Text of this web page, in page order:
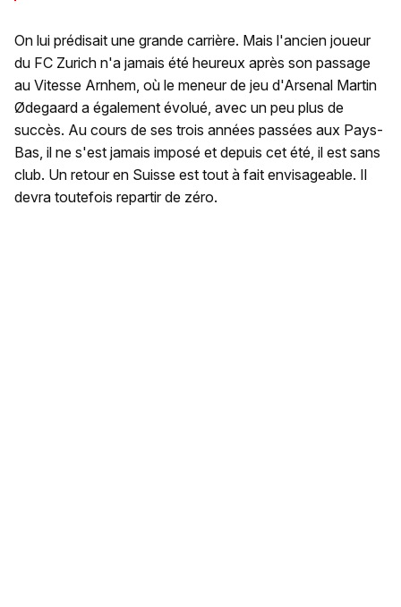
On lui prédisait une grande carrière. Mais l'ancien joueur
du FC Zurich n'a jamais été heureux après son passage
au Vitesse Arnhem, où le meneur de jeu d'Arsenal Martin
Ødegaard a également évolué, avec un peu plus de
succès. Au cours de ses trois années passées aux Pays-
Bas, il ne s'est jamais imposé et depuis cet été, il est sans
club. Un retour en Suisse est tout à fait envisageable. Il
devra toutefois repartir de zéro.